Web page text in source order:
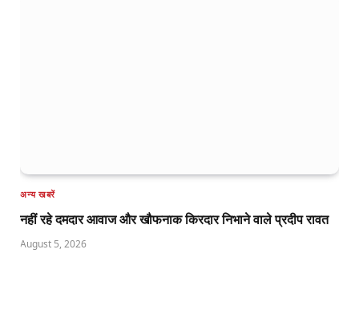
अन्य खबरें
नहीं रहे दमदार आवाज और खौफनाक किरदार निभाने वाले प्रदीप रावत
August 5, 2026